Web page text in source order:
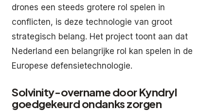
drones een steeds grotere rol spelen in
conflicten, is deze technologie van groot
strategisch belang. Het project toont aan dat
Nederland een belangrijke rol kan spelen in de
Europese defensietechnologie.
Solvinity-overname door Kyndryl
goedgekeurd ondanks zorgen